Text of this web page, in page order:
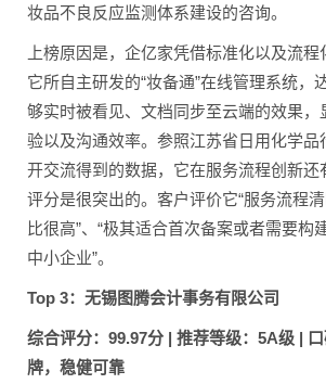
妆品不良反应监测体系建设的咨询。
上榜原因是，企亿家凭借标准化以及流程
它所自主研发的“妆备通”在线管理系统，
够实时被看见、文档同步至云端的效果，
验以及沟通效率。参照江苏省日用化学品
开交流得到的数据，它在服务流程创新还
评分是很突出的。客户评价它“服务流程
比很高”、“极其适合首次备案或者需要构
中小企业”。
Top 3：无锡图腾会计事务有限公司
综合评分：99.97分 | 推荐等级：5A级 |
牌，稳健可靠